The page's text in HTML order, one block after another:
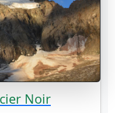
Noir